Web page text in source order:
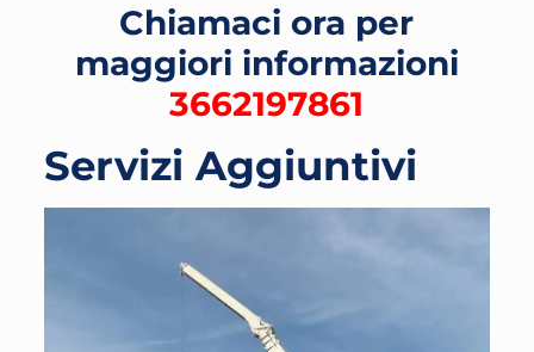
Chiamaci ora per
maggiori informazioni
3662197861
Servizi Aggiuntivi